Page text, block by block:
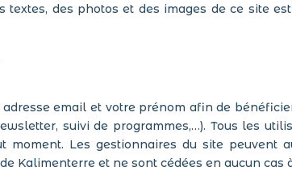
textes, des photos et des images de ce site
email et votre prénom afin de
suivi de programmes,…). Tous les
moment. Les gestionnaires du site peuvent
Kalimenterre et ne sont cédées en aucun cas